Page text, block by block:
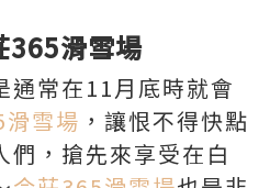
365滑雪場
通常在11月底時就會
雪場 ，讓恨不得快點
們，搶先來享受在白